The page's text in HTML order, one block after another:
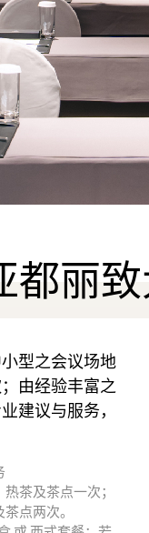
都丽
型之会议场地
由经验丰富之
建议与服务，
茶及茶点一次；
点两次。